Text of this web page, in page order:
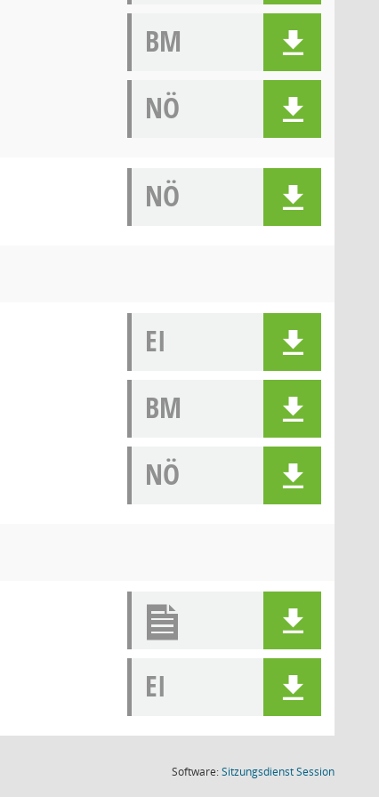
BM
NÖ
NÖ
EI
BM
NÖ
EI
Software:SitzungsdienstSession(Wird in